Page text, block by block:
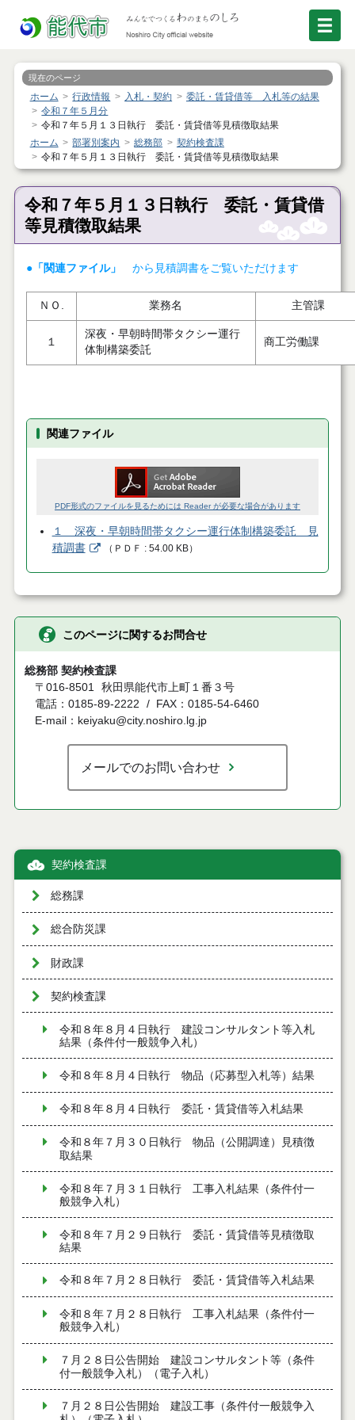
現在のページ
ホーム 行政情報 入札・契約
委託・賃貸借等 入札等の結果
令和７年５月分
令和７年５月１３日執行 委託・賃貸借等見積徴取結果
ホーム
部署別案内 総務部
契約検査課
令和７年５月１３日執行 委託・賃貸借等見積徴取結果
令和７年５月１３日執行 委託・賃貸借
等見積徴取結果
●「関連ファイル」 から見積調書をご覧いただけます
ＮＯ. 業務名 主管課
１
深夜・早朝時間帯タクシー運行
体制構築委託
商工労働課
関連ファイル
PDF形式のファイルを見るためには Reader が必要な場合があります
１ 深夜・早朝時間帯タクシー運行体制構築委託 見
積調書
（ ＰＤＦ 54.00 KB）
このページに関するお問合せ
総務部 契約検査課
〒016-8501 秋田県能代市上町１番３号
電話：0185-89-2222
FAX：0185-54-6460
E-mail：keiyaku@city.noshiro.lg.jp
メールでのお問い合わせ
契約検査課
総務課
総合防災課
財政課
契約検査課
令和８年８月４日執行 建設コンサルタント等入札
結果（条件付一般競争入札）
令和８年８月４日執行 物品（応募型入札等）結果
令和８年８月４日執行 委託・賃貸借等入札結果
令和８年７月３０日執行 物品（公開調達）見積徴
取結果
令和８年７月３１日執行 工事入札結果（条件付一
般競争入札）
令和８年７月２９日執行 委託・賃貸借等見積徴取
結果
令和８年７月２８日執行 委託・賃貸借等入札結果
令和８年７月２８日執行 工事入札結果（条件付一
般競争入札）
７月２８日公告開始 建設コンサルタント等（条件
付一般競争入札）（電子入札）
７月２８日公告開始 建設工事（条件付一般競争入